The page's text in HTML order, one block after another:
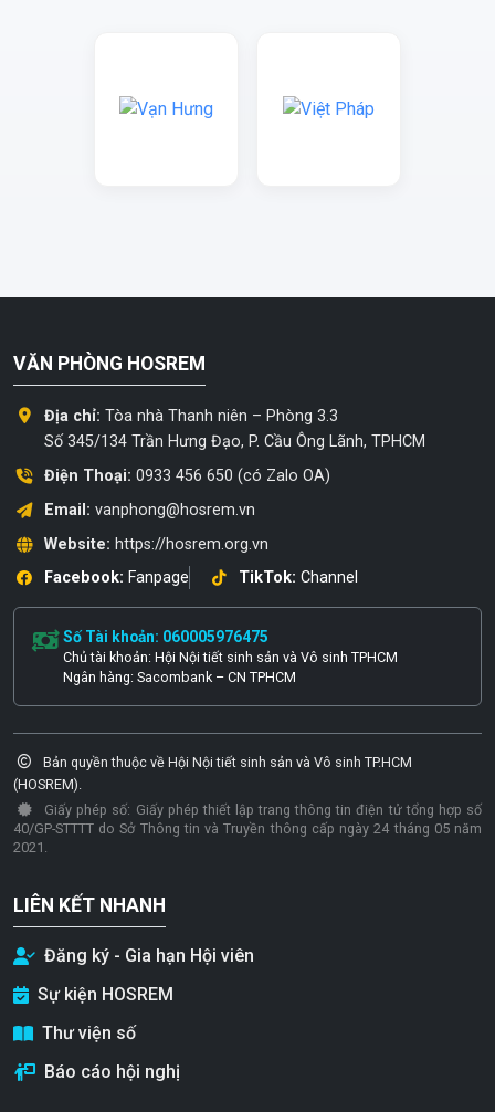
VĂN PHÒNG HOSREM
Địa chỉ: Tòa nhà Thanh niên – Phòng 3.3
Số 345/134 Trần Hưng Đạo, P. Cầu Ông Lãnh, TPHCM
Điện Thoại: 0933 456 650 (có Zalo OA)
Email: vanphong@hosrem.vn
Website: https://hosrem.org.vn
Facebook: Fanpage TikTok: Channel
Số Tài khoản: 060005976475
Chủ tài khoản: Hội Nội tiết sinh sản và Vô sinh TPHCM
Ngân hàng: Sacombank – CN TPHCM
Bản quyền thuộc về Hội Nội tiết sinh sản và Vô sinh TP.HCM
(HOSREM).
Giấy phép số: Giấy phép thiết lập trang thông tin điện tử tổng hợp số
40/GP-STTTT do Sở Thông tin và Truyền thông cấp ngày 24 tháng 05 năm
2021.
LIÊN KẾT NHANH
Đăng ký - Gia hạn Hội viên
Sự kiện HOSREM
Thư viện số
Báo cáo hội nghị